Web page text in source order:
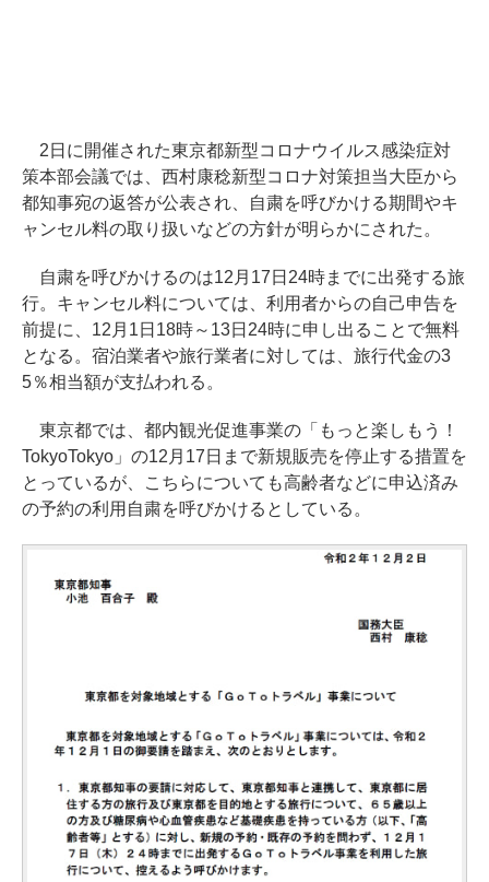
2日に開催された東京都新型コロナウイルス感染症対
策本部会議では、西村康稔新型コロナ対策担当大臣から
都知事宛の返答が公表され、自粛を呼びかける期間やキ
ャンセル料の取り扱いなどの方針が明らかにされた。
自粛を呼びかけるのは12月17日24時までに出発する旅
行。キャンセル料については、利用者からの自己申告を
前提に、12月1日18時～13日24時に申し出ることで無料
となる。宿泊業者や旅行業者に対しては、旅行代金の3
5％相当額が支払われる。
東京都では、都内観光促進事業の「もっと楽しもう！
TokyoTokyo」の12月17日まで新規販売を停止する措置を
とっているが、こちらについても高齢者などに申込済み
の予約の利用自粛を呼びかけるとしている。